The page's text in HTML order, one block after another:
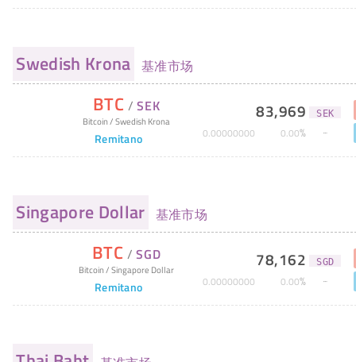
Swedish Krona 基准市场
BTC /SEK
Bitcoin/Swedish Krona
Remitano
83,969 SEK
0.00000000 0.00%
Singapore Dollar 基准市场
BTC /SGD
Bitcoin/Singapore Dollar
Remitano
78,162 SGD
0.00000000 0.00%